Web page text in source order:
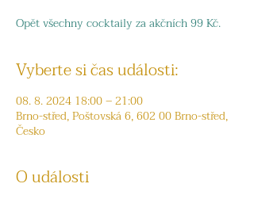
Opět všechny cocktaily za akčních 99 Kč.
Vyberte si čas události:
08. 8. 2024 18:00 – 21:00
Brno-střed, Poštovská 6, 602 00 Brno-střed,
Česko
O události